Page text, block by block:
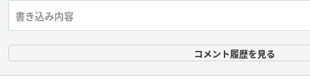
コメント履歴を見る